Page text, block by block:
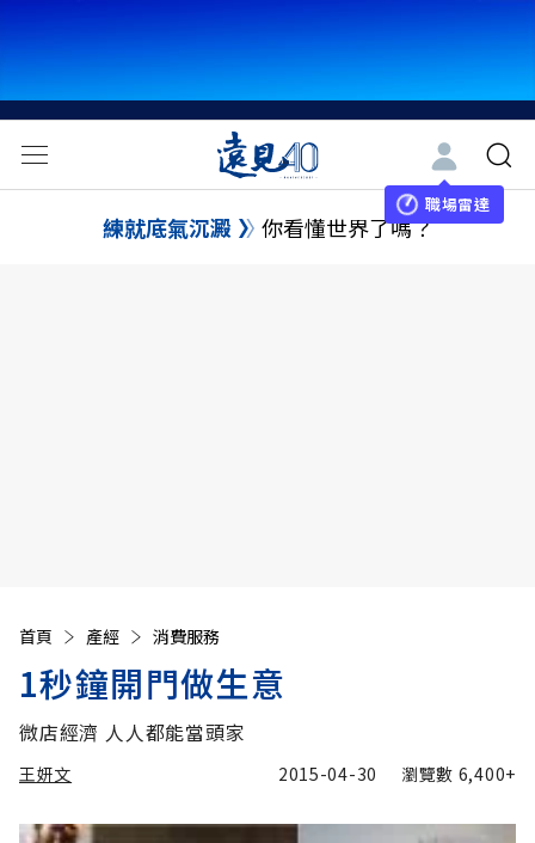
職場雷達
練就底氣沉澱 你看懂世界了嗎？
首頁 產經 消費服務
1秒鐘開門做生意
微店經濟 人人都能當頭家
王妍文 2015-04-30 瀏覽數 6,400+